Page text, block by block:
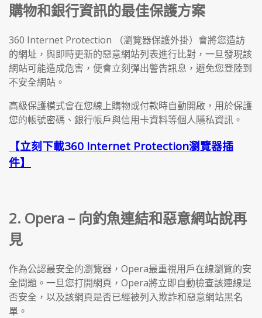
購物和銀行資訊的最佳保護方案
360 Internet Protection （瀏覽器保護外掛）會將您造訪
的網址，與即時更新的惡意網站列表進行比對，一旦發現該
網站可能造成危害，便會立刻彈出警告訊息，避免您登陸到
不安全網站。
高級保護模式會在您線上購物或付款時自動開啟，用於保護
您的帳號密碼、銀行帳戶與信用卡資料等個人隱私資訊。
【立刻下載360 Internet Protection瀏覽器插
件】
2. Opera – 向釣魚連結和惡意網站說再
見
作為公認最安全的瀏覽器，Opera最重視用戶在線瀏覽的安
全問題。一旦您打開網頁，Opera將立即自動檢查該連線是
否安全，以及該網頁是否已經被列入欺詐和惡意網站黑名
單。